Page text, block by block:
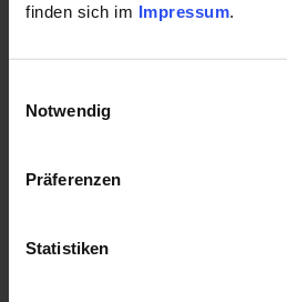
finden sich im Impressum
Notwendig
Präferenzen
Statistiken
Wellnesszentrum |